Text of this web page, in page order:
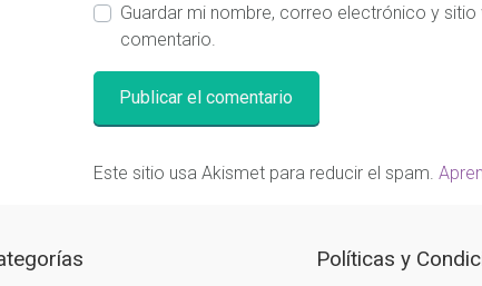
Guardar mi nombre, correo electrónico y
comentario.
Este sitio usa Akismet para reducir el spam.
Políticas y